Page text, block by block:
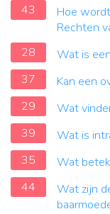
43
Hoe
Rechten
28
Wat is
37
Kan een
29
Wat
39
Wat is
35
Wat
44
Wat zijn